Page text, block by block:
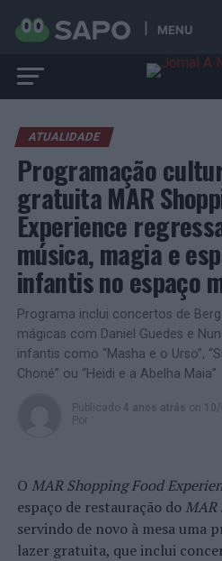
MENU
ATUALIDADE
Programação
gratuita MAR
Experience
música, magia e
infantis no espaço
Programa inclui concertos de
mágicas com Daniel Guedes e
infantis como “Masha e o Urso”,
Choné” ou “Heidi e a Abelha Maia”
Publicado 4 anos atrás on
Por
O MAR Shopping Food
espaço de restauração do MAR
servindo de novo à mesa uma
lazer gratuita, que inclui